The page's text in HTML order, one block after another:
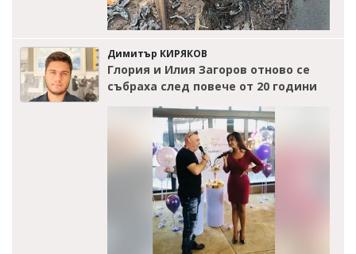
Димитър КИРЯКОВ
Глория и Илия Загоров отново се
събраха след повече от 20 години